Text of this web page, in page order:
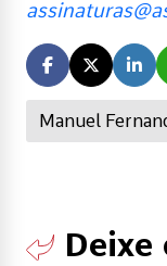
Manuel
Deixe